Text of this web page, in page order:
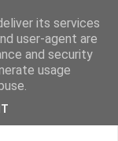
its services
user-agent are
and security
usage